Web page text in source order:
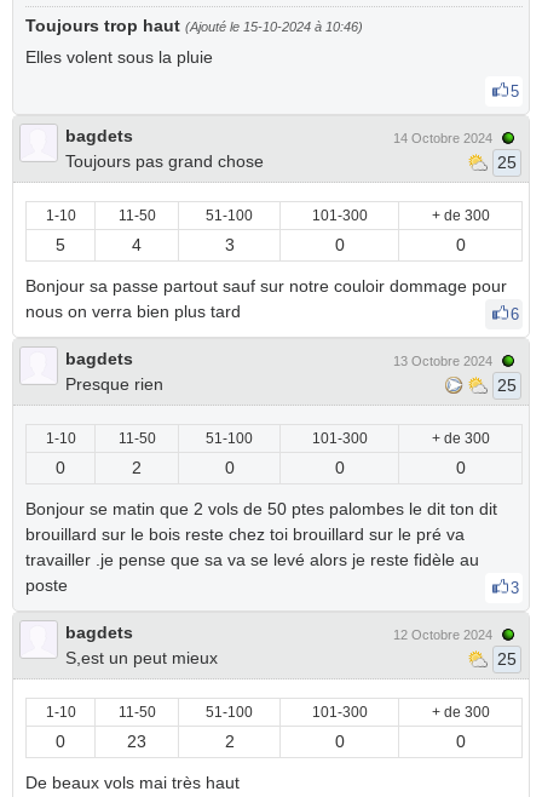
Toujours trop haut (Ajouté le 15-10-2024 à 10:46)
Elles volent sous la pluie
5
bagdets
Toujours pas grand chose
14 Octobre 2024
25
1-10 11-50 51-100 101-300 + de 300
5 4 3 0 0
Bonjour sa passe partout sauf sur notre couloir dommage pour
nous on verra bien plus tard
6
bagdets
Presque rien
13 Octobre 2024
25
1-10 11-50 51-100 101-300 + de 300
0 2 0 0 0
Bonjour se matin que 2 vols de 50 ptes palombes le dit ton dit
brouillard sur le bois reste chez toi brouillard sur le pré va
travailler .je pense que sa va se levé alors je reste fidèle au
poste
3
bagdets
S,est un peut mieux
12 Octobre 2024
25
1-10 11-50 51-100 101-300 + de 300
0 23 2 0 0
De beaux vols mai très haut